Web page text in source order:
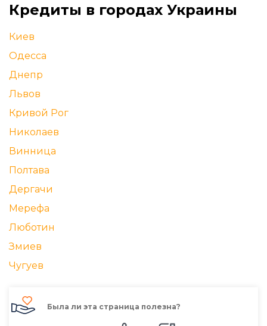
Кредиты в городах Украины
Киев
Одесса
Днепр
Львов
Кривой Рог
Николаев
Винница
Полтава
Дергачи
Мерефа
Люботин
Змиев
Чугуев
Была ли эта страница полезна?